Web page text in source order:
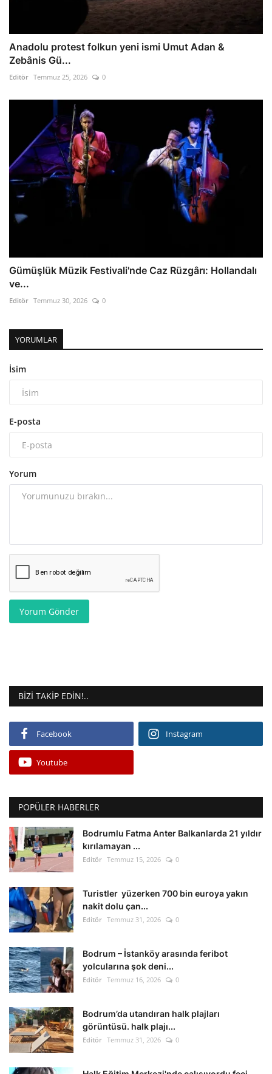
Anadolu protest folkun yeni ismi Umut Adan &
Zebânis Gü...
Editör Temmuz 25, 2026 0
Gümüşlük Müzik Festivali'nde Caz Rüzgârı: Hollandalı
ve...
Editör Temmuz 30, 2026 0
YORUMLAR
İsim
E-posta
Yorum
Yorum Gönder
BIZI TAKIP EDIN!..
Facebook Instagram
Youtube
POPÜLER HABERLER
Bodrumlu Fatma Anter Balkanlarda 21 yıldır
kırılamayan ...
Editör Temmuz 15, 2026 0
Turistler yüzerken 700 bin euroya yakın
nakit dolu çan...
Editör Temmuz 31, 2026 0
Bodrum – İstanköy arasında feribot
yolcularına şok deni...
Editör Temmuz 16, 2026 0
Bodrum’da utandıran halk plajları
görüntüsü. halk plajı...
Editör Temmuz 31, 2026 0